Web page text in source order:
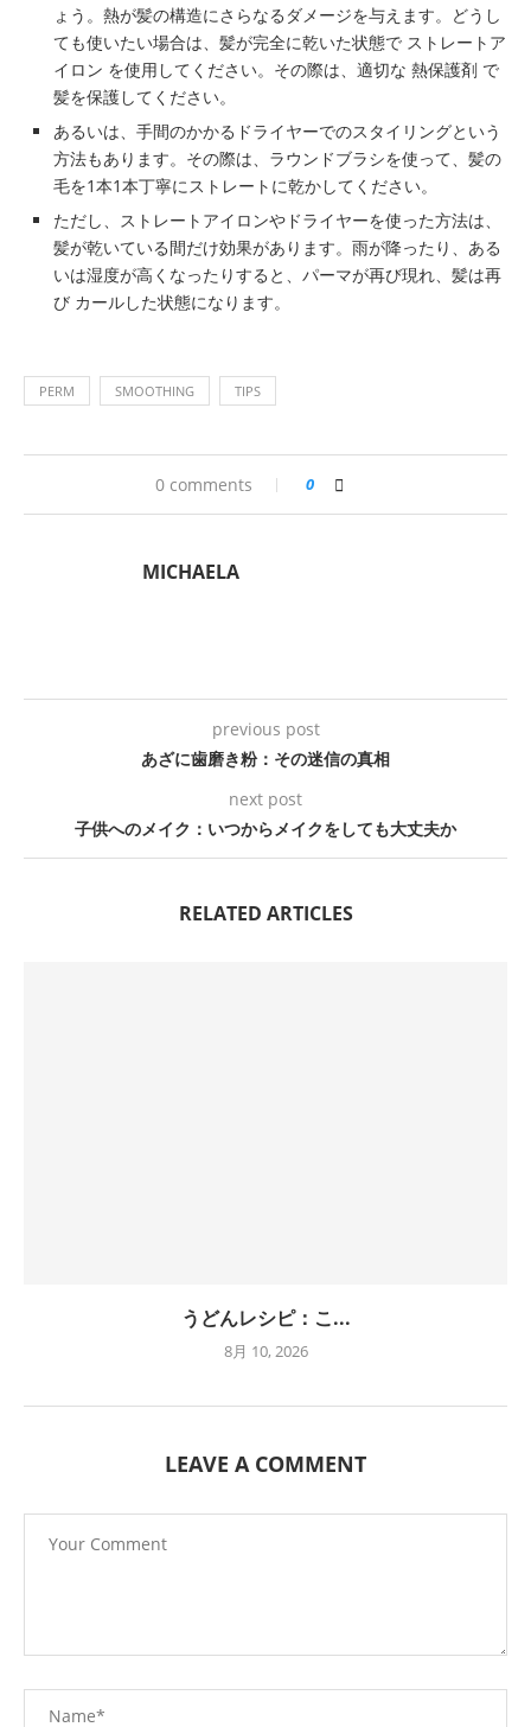
ょう。熱が髪の構造にさらなるダメージを与えます。どうし
ても使いたい場合は、髪が完全に乾いた状態で ストレートア
イロン を使用してください。その際は、適切な 熱保護剤 で
髪を保護してください。
あるいは、手間のかかるドライヤーでのスタイリングという
方法もあります。その際は、ラウンドブラシを使って、髪の
毛を1本1本丁寧にストレートに乾かしてください。
ただし、ストレートアイロンやドライヤーを使った方法は、
髪が乾いている間だけ効果があります。雨が降ったり、ある
いは湿度が高くなったりすると、パーマが再び現れ、髪は再
び カールした状態になります。
PERM SMOOTHING TIPS
0 comments 0
MICHAELA
previous post
あざに歯磨き粉：その迷信の真相
next post
子供へのメイク：いつからメイクをしても大丈夫か
RELATED ARTICLES
うどんレシピ：こ...
8月 10, 2026
LEAVE A COMMENT